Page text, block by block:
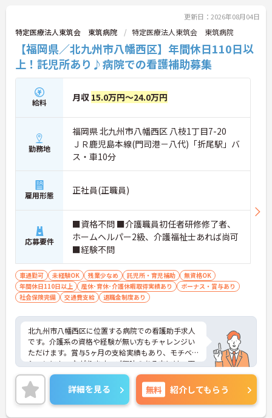
更新日：2026年08月04日
特定医療法人東筑会 東筑病院 特定医療法人東筑会 東筑病院
【福岡県／北九州市八幡西区】年間休日110日以
上！託児所あり♪病院での看護補助募集
給料 月収 15.0万円～24.0万円
勤務地
福岡県 北九州市八幡西区 八枝1丁目7-20
ＪＲ鹿児島本線(門司港－八代)「折尾駅」バ
ス・車10分
雇用形態 正社員(正職員)
応募要件
■資格不問 ■介護職員初任者研修修了者、
ホームヘルパー2級、介護福祉士あれば尚可
■経験不問
車通勤可 未経験OK 残業少なめ 託児所・育児補助
無資格OK
年間休日110日以上
産休･育休･介護休暇取得実績あり
ボーナス・賞与あり
社会保険完備
交通費支給 退職金制度あり
北九州市八幡西区に位置する病院での看護助手求人
です。介護系の資格や経験が無い方もチャレンジい
ただけます。賞与5ヶ月の支給実績もあり、モチベー
ションにもつながります。ご興味のある方には、面
接対策ポイントなど、さらに詳細をお話しいたしま
すのでお気軽にご相談ください！
詳細を見る 無料 紹介してもらう